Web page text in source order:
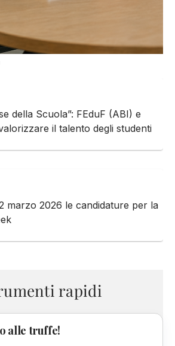
della Scuola”: FEduF (ABI) e
il talento degli studenti
marzo 2026 le candidature per la
rapidi
alle truffe!